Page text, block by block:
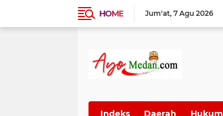
HOME Jum'at 7 Agu 2026
Indeks Daerah Hukum